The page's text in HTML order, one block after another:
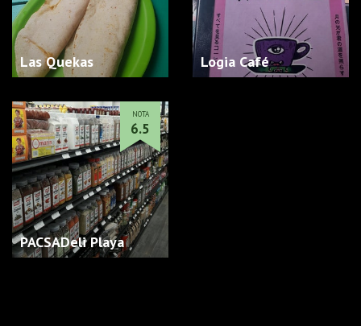
Las Quekas Logia Café
PACSADeli Playa
NOTA
6.5